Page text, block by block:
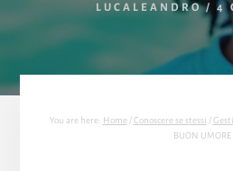
LUCALEANDRO /4
You are here: Home / Conoscere se stessi /
BUON UMORE